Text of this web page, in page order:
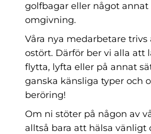
golfbagar eller något annat
omgivning.
Våra nya medarbetare
ostört. Därför ber vi alla
flytta, lyfta eller på annat
ganska känsliga typer och
beröring!
Om ni stöter på någon av
alltså bara att hälsa